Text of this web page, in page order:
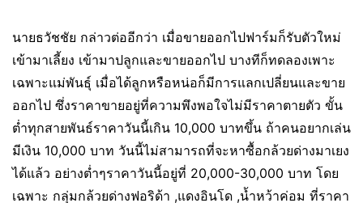
นายธวัชชัย กล่าวต่ออีกว่า เมื่อขายออกไปฟาร์มก็รับตัวใหม่
เข้ามาเลี้ยง เข้ามาปลูกและขายออกไป บางทีก็ทดลองเพาะ
เฉพาะแม่พันธุ์ เมื่อได้ลูกหรือหน่อก็มีการแลกเปลี่ยนและขาย
ออกไป ซึ่งราคาขายอยู่ที่ความพึงพอใจไม่มีราคาตายตัว ขั้น
ต่ำทุกสายพันธ์ราคาวันนี้เกิน 10,000 บาทขึ้น ถ้าคนอยากเล่น
มีเงิน 10,000 บาท วันนี้ไม่สามารถที่จะหาซื้อกล้วยด่างมาเยง
ได้แล้ว อย่างต่ำๆราคาวันนี้อยู่ที่ 20,000-30,000 บาท โดย
เฉพาะ กลุ่มกล้วยด่างฟอริด้า ,แดงอินโด ,น้ำหว้าค่อม ที่ราคา